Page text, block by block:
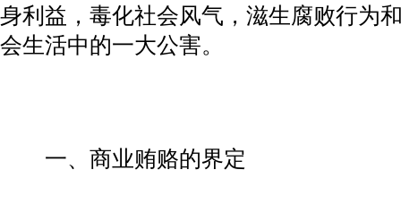
身利益，毒化社会风气，滋生腐败行为
会生活中的一大公害。
一、商业贿赂的界定